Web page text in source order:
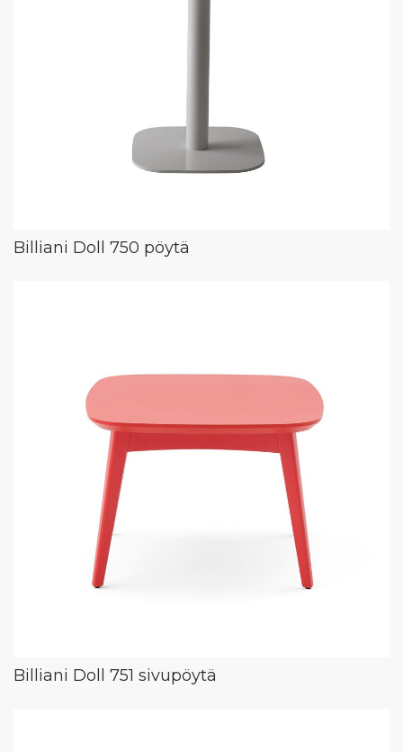
Billiani Doll 750 pöytä
Billiani Doll 751 sivupöytä